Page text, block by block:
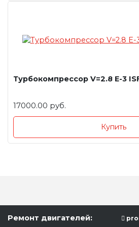
Турбокомпрессор V=2.8 Е-3
17000.00 руб.
Купить
Ремонт двигателей: